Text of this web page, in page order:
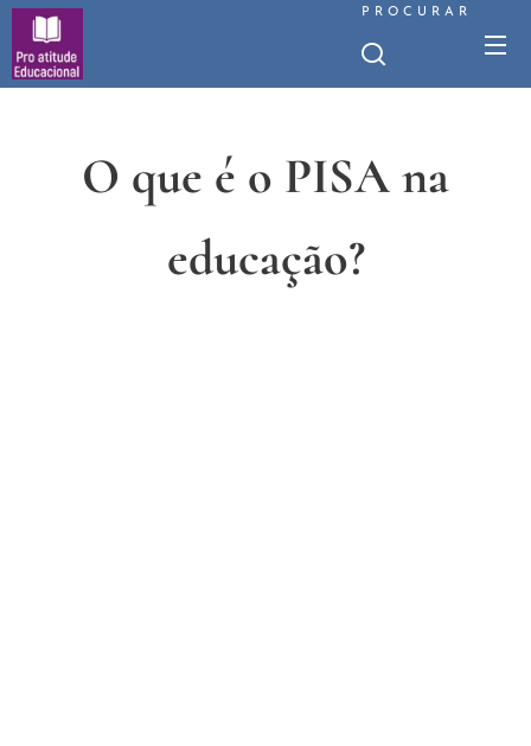
PROCURAR
O que é o PISA na
educação?